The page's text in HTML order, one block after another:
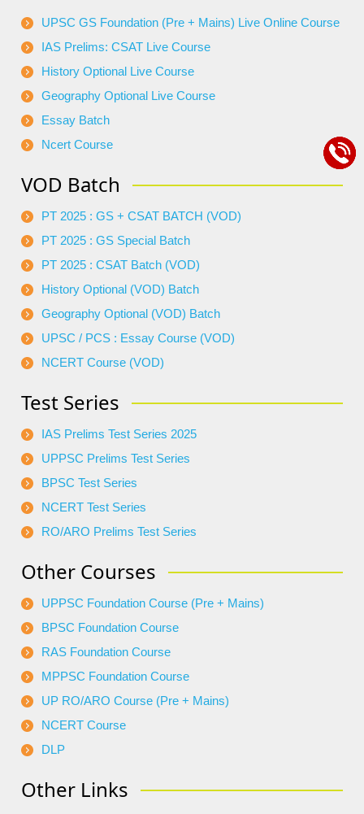
UPSC GS Foundation (Pre + Mains) Live Online Course
IAS Prelims: CSAT Live Course
History Optional Live Course
Geography Optional Live Course
Essay Batch
Ncert Course
VOD Batch
PT 2025 : GS + CSAT BATCH (VOD)
PT 2025 : GS Special Batch
PT 2025 : CSAT Batch (VOD)
History Optional (VOD) Batch
Geography Optional (VOD) Batch
UPSC / PCS : Essay Course (VOD)
NCERT Course (VOD)
Test Series
IAS Prelims Test Series 2025
UPPSC Prelims Test Series
BPSC Test Series
NCERT Test Series
RO/ARO Prelims Test Series
Other Courses
UPPSC Foundation Course (Pre + Mains)
BPSC Foundation Course
RAS Foundation Course
MPPSC Foundation Course
UP RO/ARO Course (Pre + Mains)
NCERT Course
DLP
Other Links